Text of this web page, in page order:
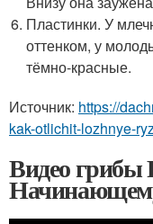
Пластинки. У
оттенком, у
тёмно-красные.
Источник: https://
kak-otlichit-lozhnye-
Видео